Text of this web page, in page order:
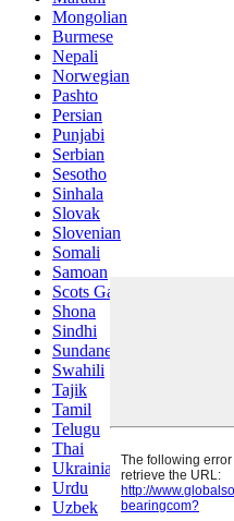
Mongolian
Burmese
Nepali
Norwegian
Pashto
Persian
Punjabi
Serbian
Sesotho
Sinhala
Slovak
Slovenian
Somali
Samoan
Scots Gaelic
Shona
Sindhi
Sundanese
Swahili
Tajik
Tamil
Telugu
Thai
Ukrainian
Urdu
Uzbek